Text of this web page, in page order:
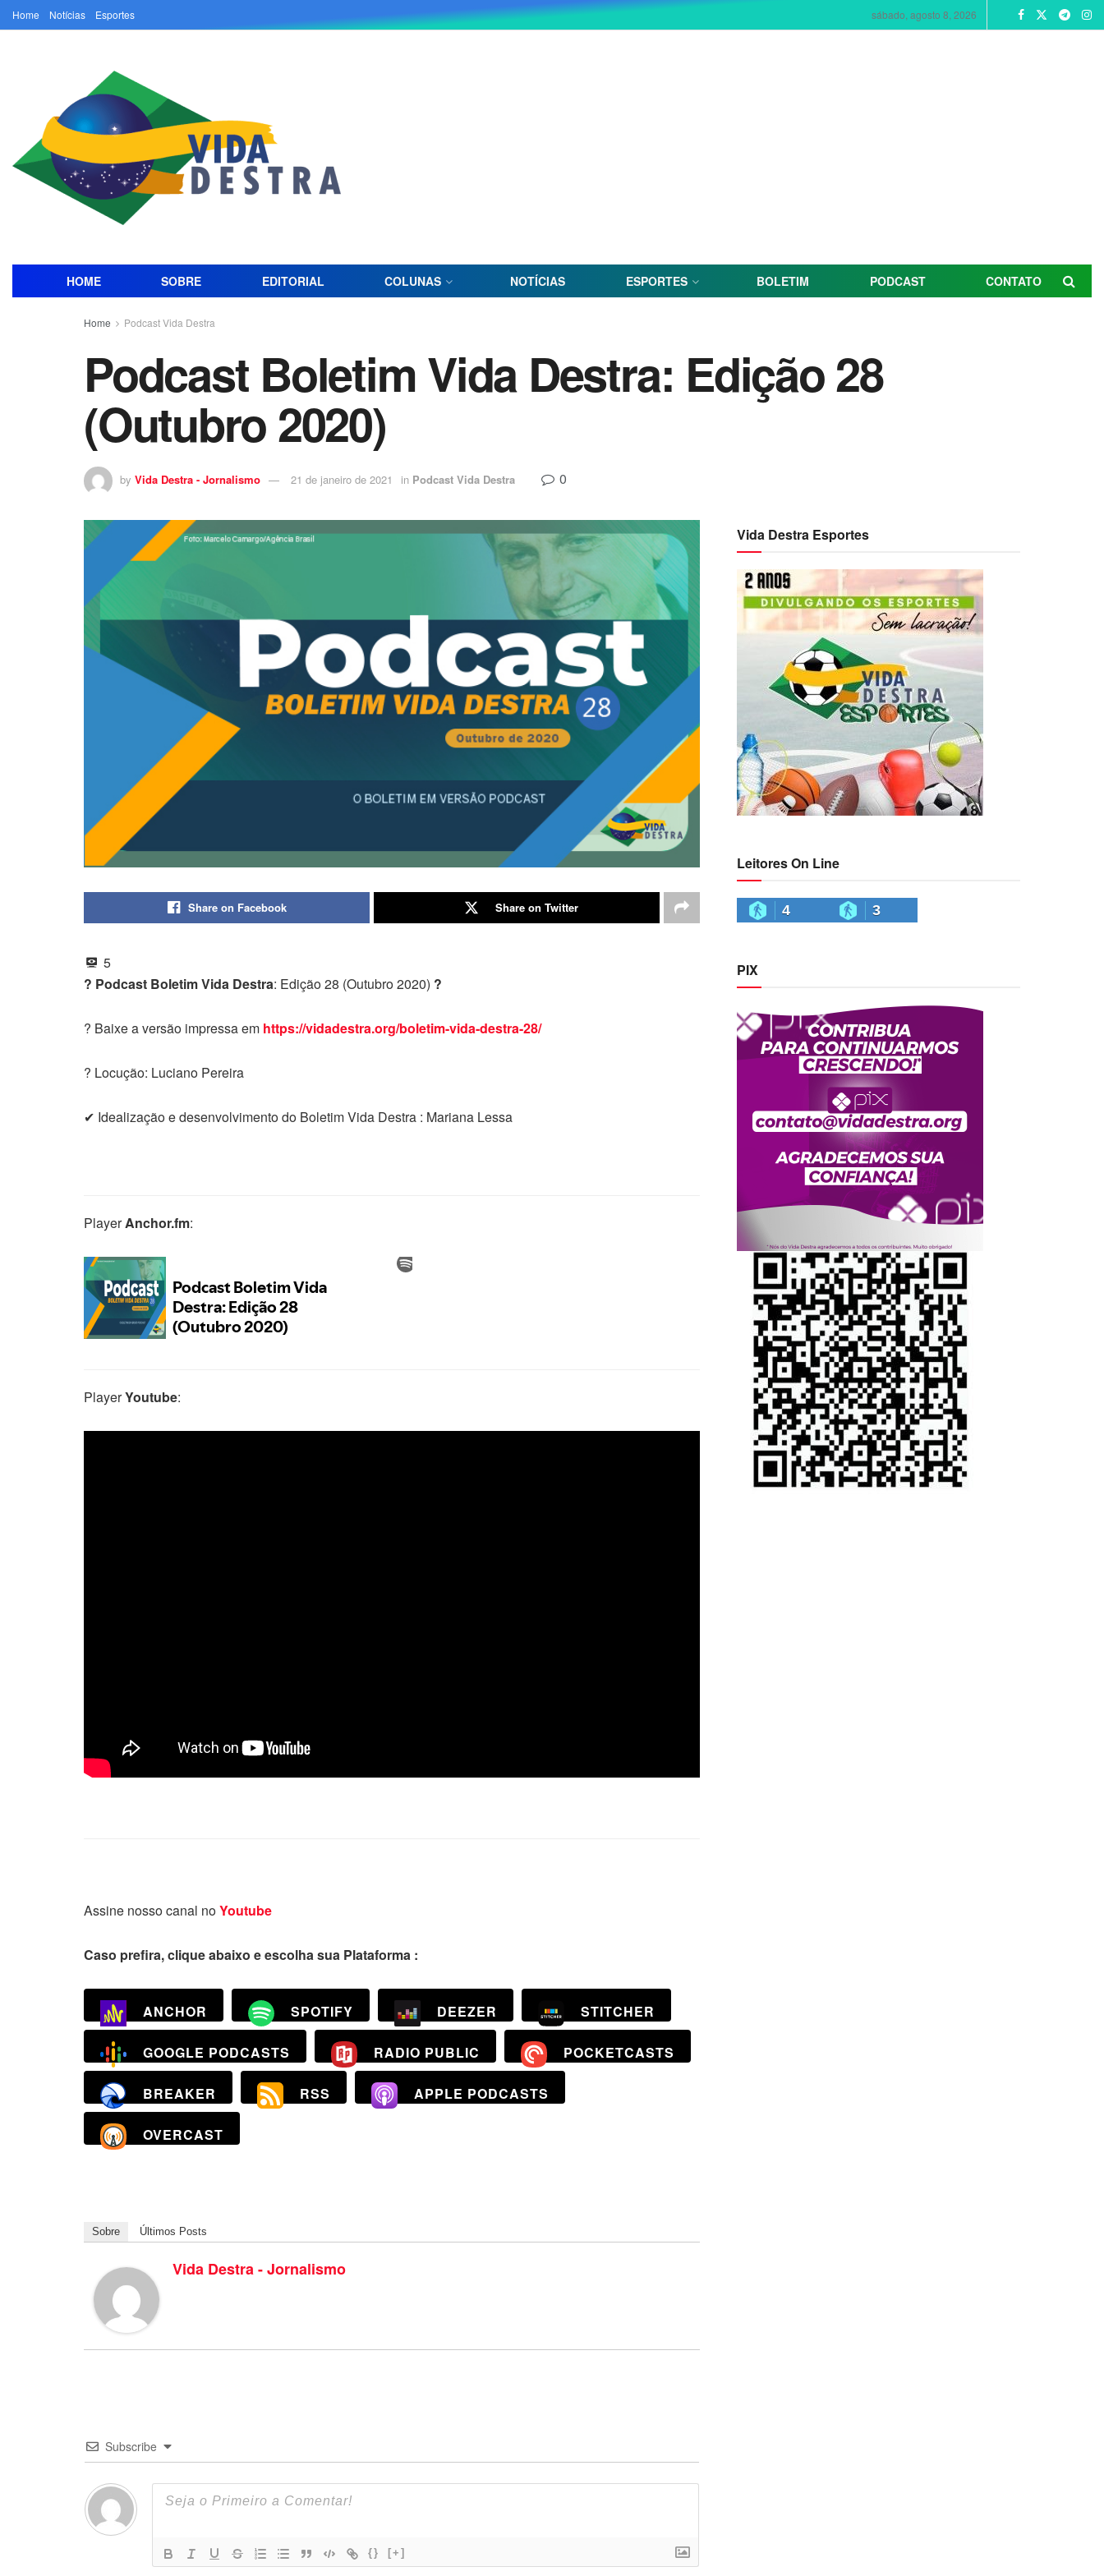
Home Notícias Esportes sábado, agosto 8, 2026
HOME SOBRE EDITORIAL COLUNAS NOTÍCIAS ESPORTES BOLETIM PODCAST CONTATO
Home Podcast Vida Destra
Podcast Boletim Vida Destra: Edição 28
(Outubro 2020)
by Vida Destra - Jornalismo 21 de janeiro de 2021 in Podcast Vida Destra 0
Share on Facebook Share on Twitter
5
? Podcast Boletim Vida Destra: Edição 28 (Outubro 2020) ?
? Baixe a versão impressa em https://vidadestra.org/boletim-vida-destra-28/
? Locução: Luciano Pereira
✔ Idealização e desenvolvimento do Boletim Vida Destra : Mariana Lessa
PlayerAnchor.fm:
PlayerYoutube:
Assine nosso canal noYoutube
Caso prefira, clique abaixo e escolha sua Plataforma :
ANCHOR SPOTIFY DEEZER STITCHER
GOOGLE PODCASTS RADIO PUBLIC POCKETCASTS
BREAKER RSS APPLE PODCASTS
OVERCAST
Sobre Últimos Posts
Vida Destra - Jornalismo
Subscribe
{} [+]
Vida Destra Esportes
Leitores On Line
4 3
PIX